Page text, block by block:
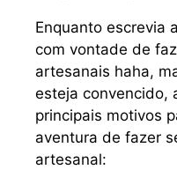
Enquanto escrevia
com vontade de
artesanais haha,
esteja convencido,
principais motivos
aventura de fazer
artesanal: